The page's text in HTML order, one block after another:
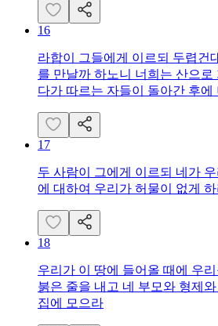
16
라합이 그들에게 이르되 두렵건
를 만날까 하노니 너희는 산으로
다가 따르는 자들이 돌아간 후
17
두 사람이 그에게 이르되 네가
에 대하여 우리가 허물이 없게 하
18
우리가 이 땅에 들어올 때에 우
붉은 줄을 내고 네 부모와 형제
집에 모으라